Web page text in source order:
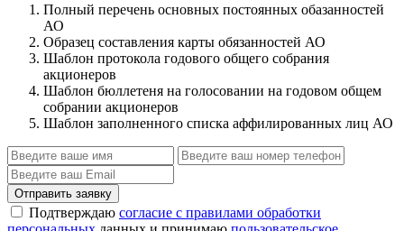
Полный перечень основных постоянных обазанностей
АО
Образец составления карты обязанностей АО
Шаблон протокола годового общего собрания
акционеров
Шаблон бюллетеня на голосовании на годовом общем
собрании акционеров
Шаблон заполненного списка аффилированных лиц АО
Отправить заявку
Подтверждаю согласие с правилами обработки